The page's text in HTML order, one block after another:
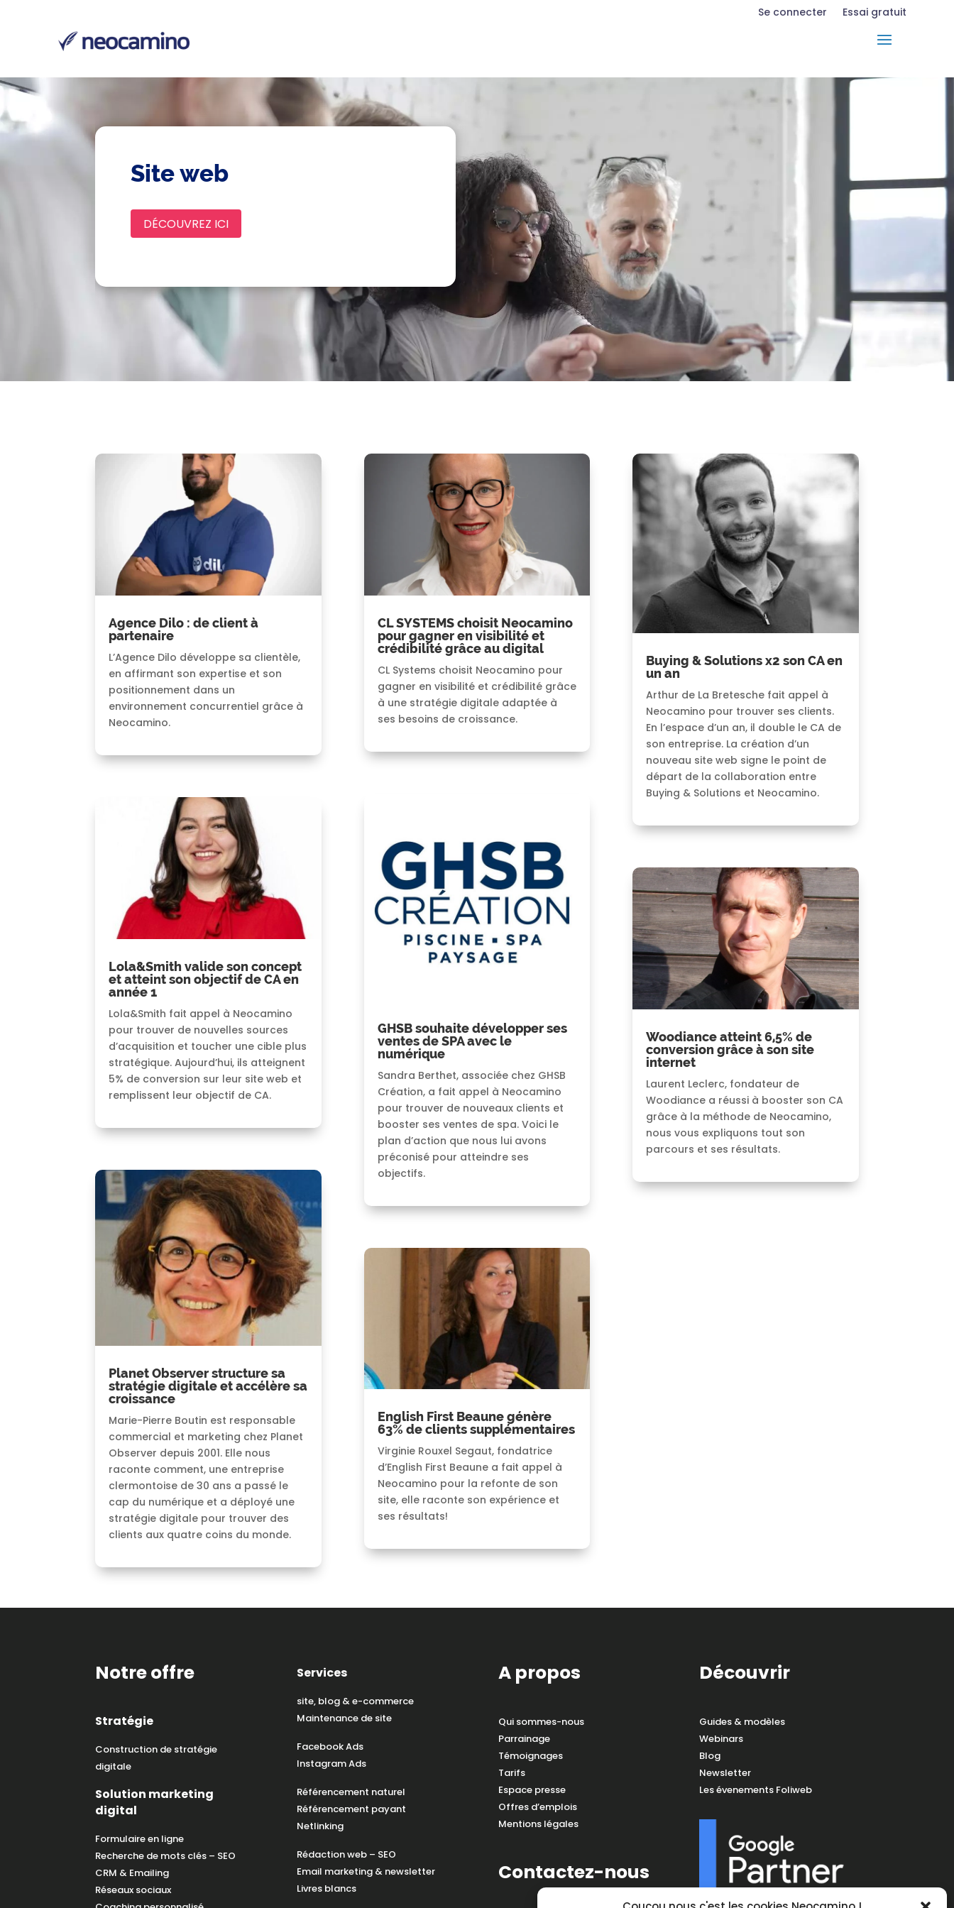
Se connecter Essai gratuit
Site web
DÉCOUVREZ ICI
Agence Dilo : de client à
partenaire
L’Agence Dilo développe sa clientèle,
en affirmant son expertise et son
positionnement dans un
environnement concurrentiel grâce à
Neocamino.
Lola&Smith valide son concept
et atteint son objectif de CA en
année 1
Lola&Smith fait appel à Neocamino
pour trouver de nouvelles sources
d’acquisition et toucher une cible plus
stratégique. Aujourd’hui, ils atteignent
5% de conversion sur leur site web et
remplissent leur objectif de CA.
Planet Observer structure sa
stratégie digitale et accélère sa
croissance
Marie-Pierre Boutin est responsable
commercial et marketing chez Planet
Observer depuis 2001. Elle nous
raconte comment, une entreprise
clermontoise de 30 ans a passé le
cap du numérique et a déployé une
stratégie digitale pour trouver des
clients aux quatre coins du monde.
CL SYSTEMS choisit Neocamino
pour gagner en visibilité et
crédibilité grâce au digital
CL Systems choisit Neocamino pour
gagner en visibilité et crédibilité grâce
à une stratégie digitale adaptée à
ses besoins de croissance.
GHSB souhaite développer ses
ventes de SPA avec le
numérique
Sandra Berthet, associée chez GHSB
Création, a fait appel à Neocamino
pour trouver de nouveaux clients et
booster ses ventes de spa. Voici le
plan d’action que nous lui avons
préconisé pour atteindre ses
objectifs.
English First Beaune génère
63% de clients supplémentaires
Virginie Rouxel Segaut, fondatrice
d’English First Beaune a fait appel à
Neocamino pour la refonte de son
site, elle raconte son expérience et
ses résultats!
Buying & Solutions x2 son CA en
un an
Arthur de La Bretesche fait appel à
Neocamino pour trouver ses clients.
En l’espace d’un an, il double le CA de
son entreprise. La création d’un
nouveau site web signe le point de
départ de la collaboration entre
Buying & Solutions et Neocamino.
Woodiance atteint 6,5% de
conversion grâce à son site
internet
Laurent Leclerc, fondateur de
Woodiance a réussi à booster son CA
grâce à la méthode de Neocamino,
nous vous expliquons tout son
parcours et ses résultats.
Notre offre
Stratégie
Construction de stratégie
digitale
Solution marketing
digital
Formulaire en ligne
Recherche de mots clés – SEO
CRM & Emailing
Réseaux sociaux
Services
site, blog & e-commerce
Maintenance de site
Facebook Ads
Instagram Ads
Référencement naturel
Référencement payant
Netlinking
Rédaction web – SEO
Email marketing & newsletter
Livres blancs
A propos
Qui sommes-nous
Parrainage
Témoignages
Tarifs
Espace presse
Offres d’emplois
Mentions légales
Contactez-nous
Découvrir
Guides & modèles
Webinars
Blog
Newsletter
Les évenements Foliweb